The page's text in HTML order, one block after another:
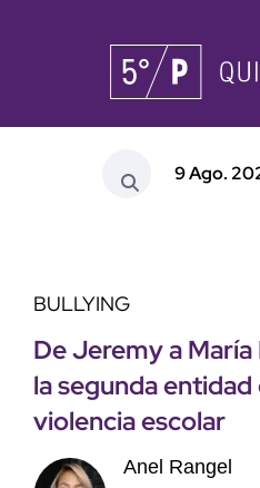
9 Ago.
BULLYING
De Jeremy a
la segunda
violencia escolar
Anel Rangel